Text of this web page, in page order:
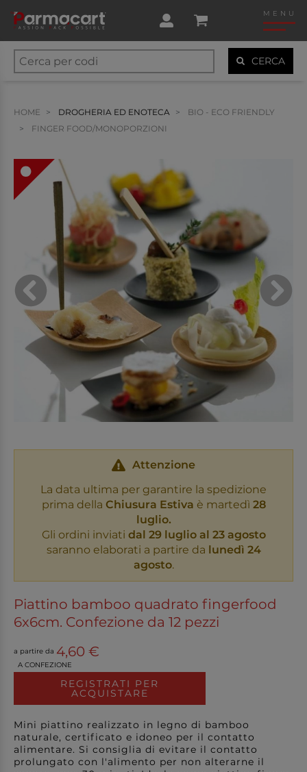
MENU
CERCA
HOME DROGHERIA ED ENOTECA
BIO - ECO FRIENDLY
FINGER FOOD/MONOPORZIONI
Attenzione
La data ultima per garantire la spedizione
prima della Chiusura Estiva è martedì 28
luglio.
Gli ordini inviati dal 29 luglio al 23 agosto
saranno elaborati a partire da lunedì 24
agosto.
Piattino bamboo quadrato fingerfood
6x6cm. Confezione da 12 pezzi
a partire da 4,60 €
A CONFEZIONE
REGISTRATI PER
ACQUISTARE
Mini piattino realizzato in legno di bamboo
naturale, certificato e idoneo per il contatto
alimentare. Si consiglia di evitare il contatto
prolungato con l'alimento per non alterarne il